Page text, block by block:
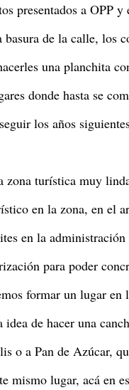
presentados a OPP
basura de la calle, los
una planchita
donde hasta se
los años
zona turística muy
en la zona, en el
en la
para poder
formar un lugar
de hacer una
o a Pan de Azúcar,
mismo lugar, acá en